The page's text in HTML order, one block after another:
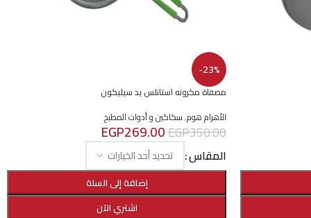
-23%
مصفاة مكرونه استانلس يد سيليكون
الأهرام هوم,سكاكين و أدوات المطبخ
EGP350.00
EGP269.00
المقاس
إضافة إلى السلة
اشتري الآن